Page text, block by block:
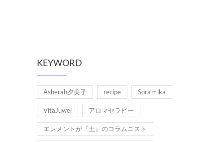
KEYWORD
Asherah夕美子 recipe Soraｍika
VitaJuwel アロマセラピー
エレメントが『土』のコラムニスト